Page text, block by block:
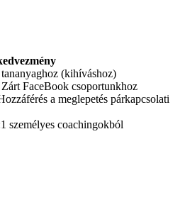
(kihíváshoz)
FaceBook csoportunkhoz
a meglepetés párkapcsolati
személyes coachingokból